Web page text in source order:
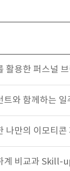
활용한 퍼스널
트와 함께하는
나만의 이모티
계 비교과 Skill-